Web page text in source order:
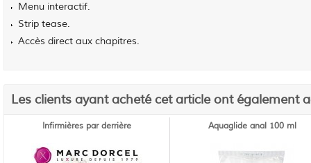
Menu interactif.
Strip tease.
Accès direct aux chapitres.
Les clients ayant acheté cet article ont également
Infirmières par derrière Aquaglide anal 100 ml